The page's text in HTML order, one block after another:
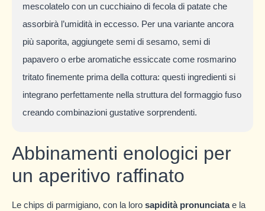
mescolatelo con un cucchiaino di fecola di patate che
assorbirà l’umidità in eccesso. Per una variante ancora
più saporita, aggiungete semi di sesamo, semi di
papavero o erbe aromatiche essiccate come rosmarino
tritato finemente prima della cottura: questi ingredienti si
integrano perfettamente nella struttura del formaggio fuso
creando combinazioni gustative sorprendenti.
Abbinamenti enologici per
un aperitivo raffinato
Le chips di parmigiano, con la loro sapidità pronunciatae la